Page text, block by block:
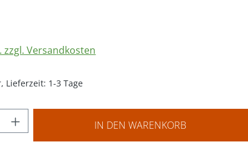
zzgl. Versandkosten
Lieferzeit: 1-3 Tage
Gib den gewünschten Wert
IN DEN WARENKORB